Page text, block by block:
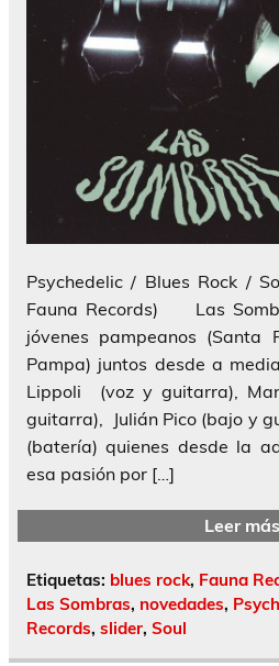
Psychedelic / Blues Rock /
Fauna Records) Las
jóvenes pampeanos (Santa
Pampa) juntos desde a
Lippoli (voz y guitarra),
guitarra), Julián Pico (bajo y
(batería) quienes desde la
esa pasión por […]
Leer más
Etiquetas: blues rock, Fauna
Las Sombras, novedades,
Records, slider, Soul